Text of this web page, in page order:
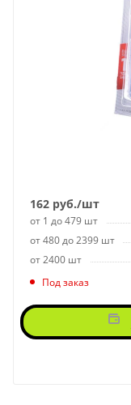
162 руб./шт
от 1 до 479 шт
от 480 до 2399 шт
от 2400 шт
Под заказ